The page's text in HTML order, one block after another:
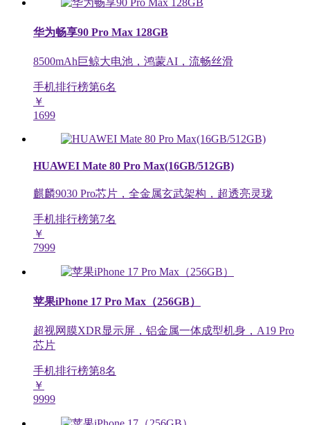
华为畅享90 Pro Max 128GB
8500mAh巨鲸大电池，鸿蒙AI，流畅丝滑
手机排行榜第6名
￥
1699
HUAWEI Mate 80 Pro Max(16GB/512GB)
麒麟9030 Pro芯片，全金属玄武架构，超透亮灵珑
手机排行榜第7名
￥
7999
苹果iPhone 17 Pro Max（256GB）
超视网膜XDR显示屏，铝金属一体成型机身，A19 Pro
芯片
手机排行榜第8名
￥
9999